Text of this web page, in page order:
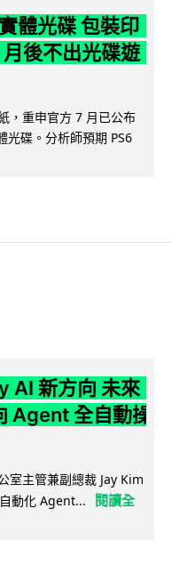
體光碟 包裝印
後不出光碟遊
，重申官方 7 月已公布
光碟。分析師預期 PS6
AI 新方向 未來
Agent 全自動操
室主管兼副總裁 Jay Kim
動化 Agent...
閱讀全